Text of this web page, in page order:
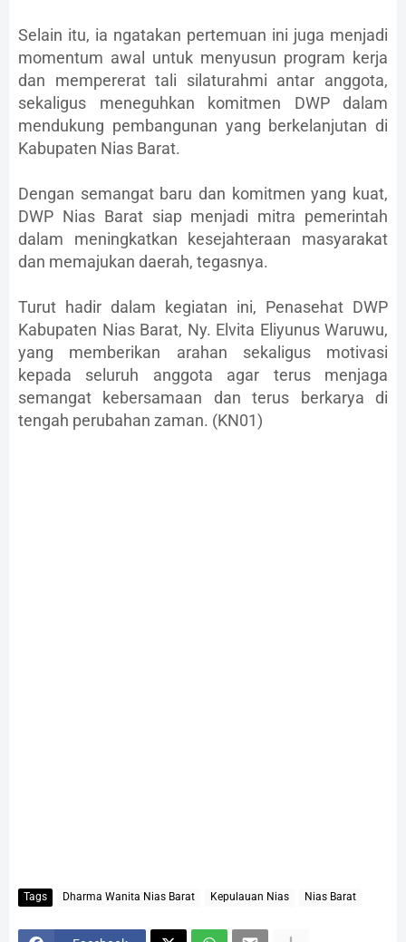
Selain itu, ia ngatakan pertemuan ini juga menjadi
momentum awal untuk menyusun program kerja
dan mempererat tali silaturahmi antar anggota,
sekaligus meneguhkan komitmen DWP dalam
mendukung pembangunan yang berkelanjutan di
Kabupaten Nias Barat.
Dengan semangat baru dan komitmen yang kuat,
DWP Nias Barat siap menjadi mitra pemerintah
dalam meningkatkan kesejahteraan masyarakat
dan memajukan daerah, tegasnya.
Turut hadir dalam kegiatan ini, Penasehat DWP
Kabupaten Nias Barat, Ny. Elvita Eliyunus Waruwu,
yang memberikan arahan sekaligus motivasi
kepada seluruh anggota agar terus menjaga
semangat kebersamaan dan terus berkarya di
tengah perubahan zaman. (KN01)
Tags Dharma Wanita Nias Barat Kepulauan Nias Nias Barat